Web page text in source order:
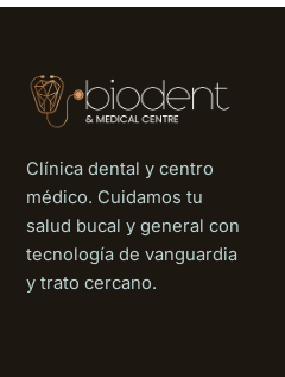
Clínica dental y centro
médico. Cuidamos tu
salud bucal y general con
tecnología de vanguardia
y trato cercano.